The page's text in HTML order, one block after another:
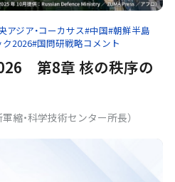
アジア・コーカサス#中国#朝鮮半島
2026#国問研戦略コメント
第8章 核の秩序の
縮・科学技術センター所長）